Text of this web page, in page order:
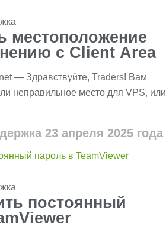
местоположение
с Client Area
— Здравствуйте, Traders! Вам
неправильное место для VPS, или
23 апреля 2025 года
постоянный